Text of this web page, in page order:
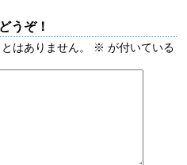
うぞ！
はありません。 ※ が付いている